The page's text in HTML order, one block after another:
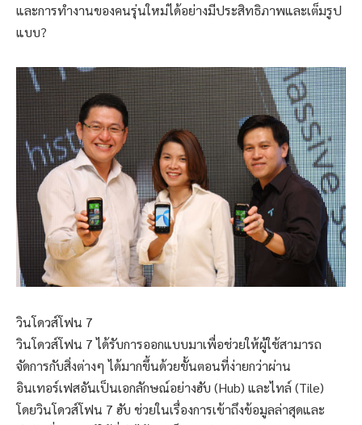
และการทำงานของคนรุ่นใหม่ได้อย่างมีประสิทธิภาพและเต็มรูป
แบบ?
วินโดวส์โฟน 7
วินโดวส์โฟน 7 ได้รับการออกแบบมาเพื่อช่วยให้ผู้ใช้สามารถ
จัดการกับสิ่งต่างๆ ได้มากขึ้นด้วยขั้นตอนที่ง่ายกว่าผ่าน
อินเทอร์เฟสอันเป็นเอกลักษณ์อย่างฮับ (Hub) และไทล์ (Tile)
โดยวินโดวส์โฟน 7 ฮับ ช่วยในเรื่องการเข้าถึงข้อมูลล่าสุดและ